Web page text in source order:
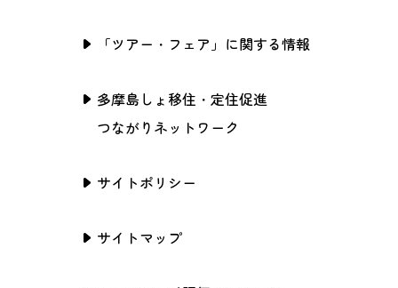
「ツアー・フェア」に関する情報
多摩島しょ移住・定住促進
つながりネットワーク
サイトポリシー
サイトマップ